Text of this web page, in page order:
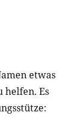
etwas
helfen. Es